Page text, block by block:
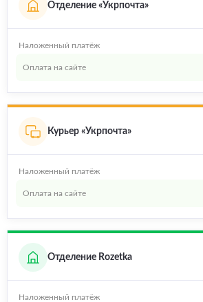
Отделение «Укрпочта»
Наложенный платёж
Оплата на сайте
Курьер «Укрпочта»
Наложенный платёж
Оплата на сайте
Отделение Rozetka
Наложенный платёж